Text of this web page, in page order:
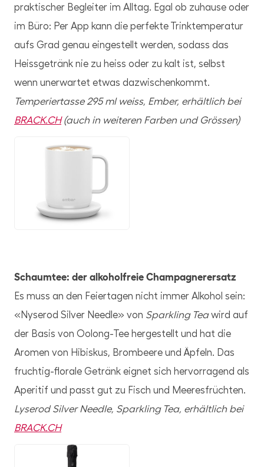
praktischer Begleiter im Alltag. Egal ob zuhause oder
im Büro: Per App kann die perfekte Trinktemperatur
aufs Grad genau eingestellt werden, sodass das
Heissgetränk nie zu heiss oder zu kalt ist, selbst
wenn unerwartet etwas dazwischenkommt.
Temperiertasse 295 ml weiss, Ember, erhältlich bei
BRACK.CH(auch in weiteren Farben und Grössen)
JPG
Schaumtee: der alkoholfreie Champagnerersatz
Es muss an den Feiertagen nicht immer Alkohol sein:
«Nyserod Silver Needle» von Sparkling Teawird auf
der Basis von Oolong-Tee hergestellt und hat die
Aromen von Hibiskus, Brombeere und Äpfeln. Das
fruchtig-florale Getränk eignet sich hervorragend als
Aperitif und passt gut zu Fisch und Meeresfrüchten.
Lyserod Silver Needle, Sparkling Tea, erhältlich bei
BRACK.CH